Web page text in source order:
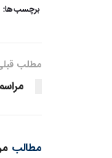
برچسب‌ها:
مطلب
مطالب